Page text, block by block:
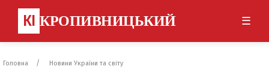
КІ КРОПИВНИЦЬКИЙ ☰
Головна Новини України та світу